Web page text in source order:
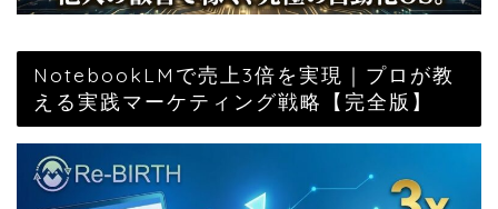
NotebookLMで売上3倍を実現｜プロが教
える実践マーケティング戦略【完全版】